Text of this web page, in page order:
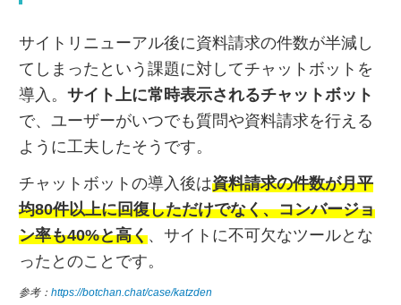
サイトリニューアル後に資料請求の件数が半減し
てしまったという課題に対してチャットボットを
導入。 サイト上に常時表示されるチャットボット
で、ユーザーがいつでも質問や資料請求を行える
ように工夫したそうです。
チャットボットの導入後は資料請求の件数が月平
均80件以上に回復しただけでなく、コンバージョ
ン率も40%と高く、サイトに不可欠なツールとな
ったとのことです。
参考： https://botchan.chat/case/katzden